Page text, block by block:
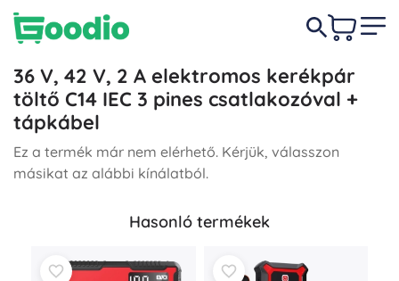
36 V, 42 V, 2 A elektromos kerékpár
töltő C14 IEC 3 pines csatlakozóval +
tápkábel
Ez a termék már nem elérhető. Kérjük, válasszon
másikat az alábbi kínálatból.
Hasonló termékek